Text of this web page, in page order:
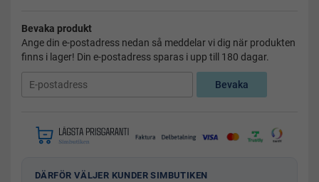
Bevaka produkt
Ange din e-postadress nedan så meddelar vi dig när produkten
finns i lager! Din e-postadress sparas i upp till 180 dagar.
Bevaka
DÄRFÖR VÄLJER KUNDER SIMBUTIKEN